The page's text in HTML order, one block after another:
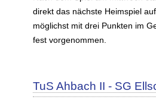
direkt das nächste Heimspiel
möglichst mit drei Punkten im
fest vorgenommen.
TuS Ahbach II - SG